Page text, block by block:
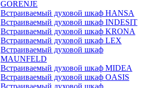
GORENJE
Встраиваемый духовой шкаф HANSA
Встраиваемый духовой шкаф INDESIT
Встраиваемый духовой шкаф KRONA
Встраиваемый духовой шкаф LEX
Встраиваемый духовой шкаф
MAUNFELD
Встраиваемый духовой шкаф MIDEA
Встраиваемый духовой шкаф OASIS
Встраиваемый духовой шкаф